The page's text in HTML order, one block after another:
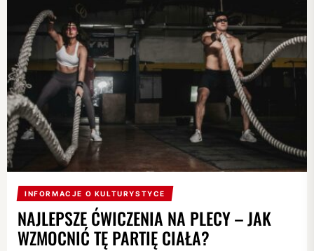
INFORMACJE O KULTURYSTYCE
NAJLEPSZE ĆWICZENIA NA PLECY – JAK
WZMOCNIĆ TĘ PARTIĘ CIAŁA?